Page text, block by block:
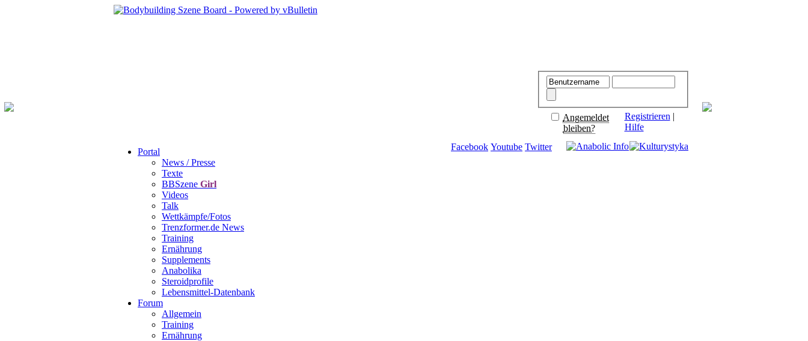
Angemeldet
bleiben?
Registrieren |
Hilfe
Portal
News / Presse
Texte
BBSzene Girl
Videos
Talk
Wettkämpfe/Fotos
Trenzformer.de News
Training
Ernährung
Supplements
Anabolika
Steroidprofile
Lebensmittel-Datenbank
Forum
Allgemein
Training
Ernährung
Facebook Youtube Twitter